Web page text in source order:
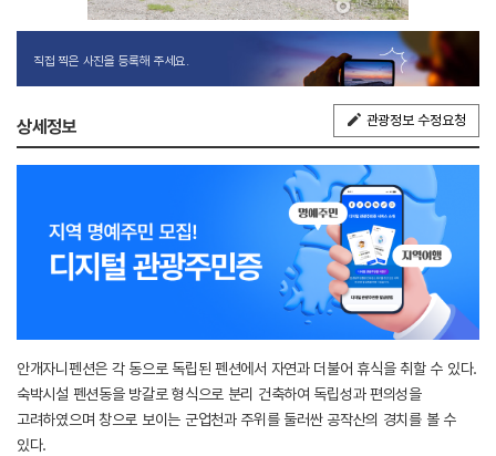
직접 찍은 사진을 등록해 주세요.
상세정보 관광정보 수정요청
안개자니펜션은 각 동으로 독립된 펜션에서 자연과 더불어 휴식을 취할 수 있다.
숙박시설 펜션동을 방갈로 형식으로 분리 건축하여 독립성과 편의성을
고려하였으며 창으로 보이는 군업천과 주위를 둘러싼 공작산의 경치를 볼 수
있다.